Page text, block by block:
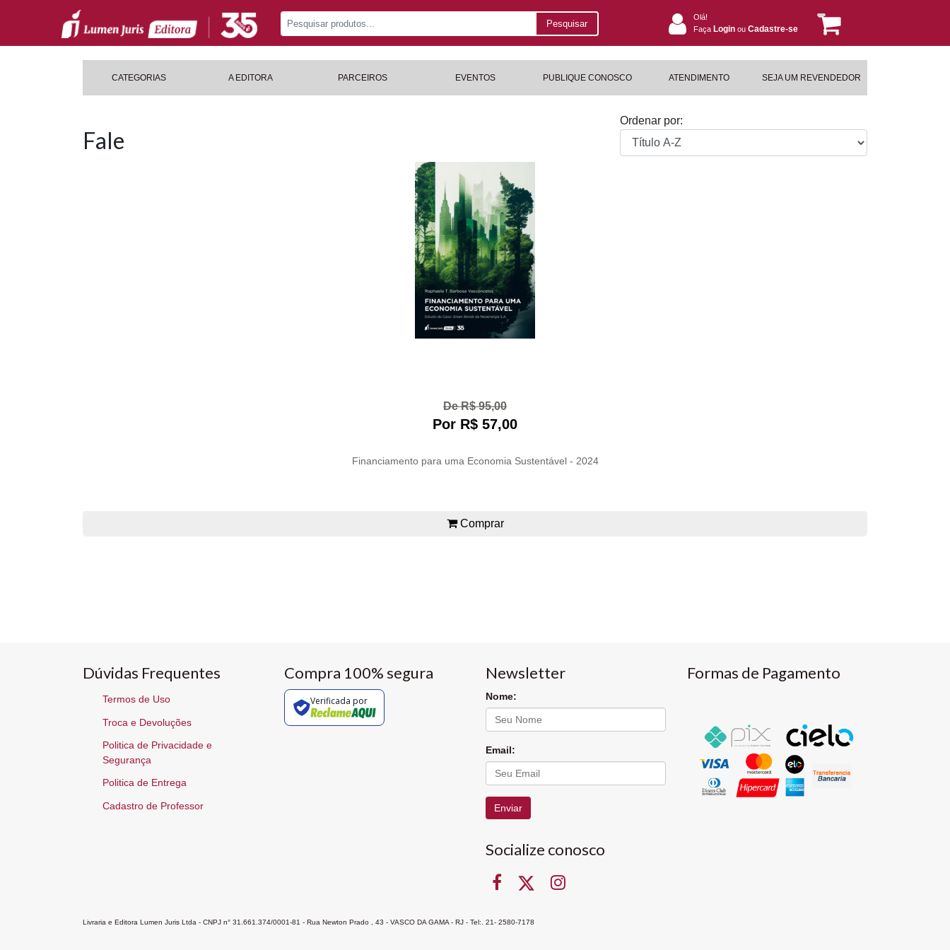
Pesquisar
Olá!
Faça Login ou Cadastre-se
CATEGORIAS A EDITORA PARCEIROS EVENTOS PUBLIQUE CONOSCO ATENDIMENTO SEJA UM REVENDEDOR
Fale
Ordenar por:
De R$ 95,00
Por R$ 57,00
Financiamento para uma Economia Sustentável - 2024
Comprar
Dúvidas Frequentes
Termos de Uso
Troca e Devoluções
Politica de Privacidade e
Segurança
Politica de Entrega
Cadastro de Professor
Compra 100% segura
Verificada por
Newsletter
Nome:
Email:
Enviar
Socialize conosco
Formas de Pagamento
Livraria e Editora Lumen Juris Ltda - CNPJ n° 31.661.374/0001-81 - Rua Newton Prado , 43 - VASCO DA GAMA - RJ - Tel:. 21- 2580-7178